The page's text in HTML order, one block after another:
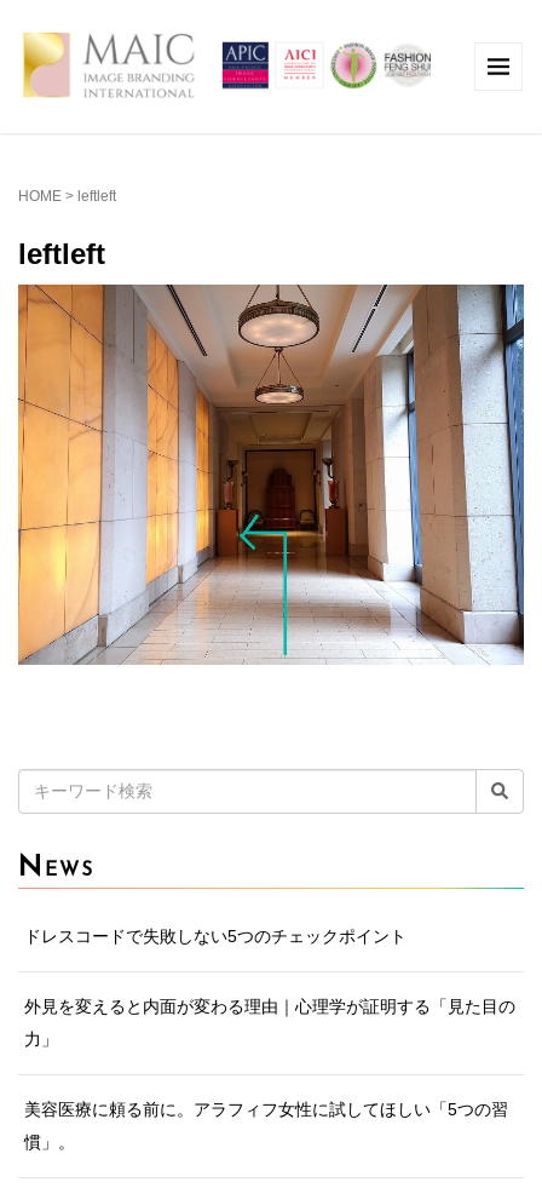
HOME > leftleft
leftleft
索:
N EWS
ドレスコードで失敗しない5つのチェックポイント
外見を変えると内面が変わる理由｜心理学が証明する「見た目の
力」
美容医療に頼る前に。アラフィフ女性に試してほしい「5つの習
慣」。